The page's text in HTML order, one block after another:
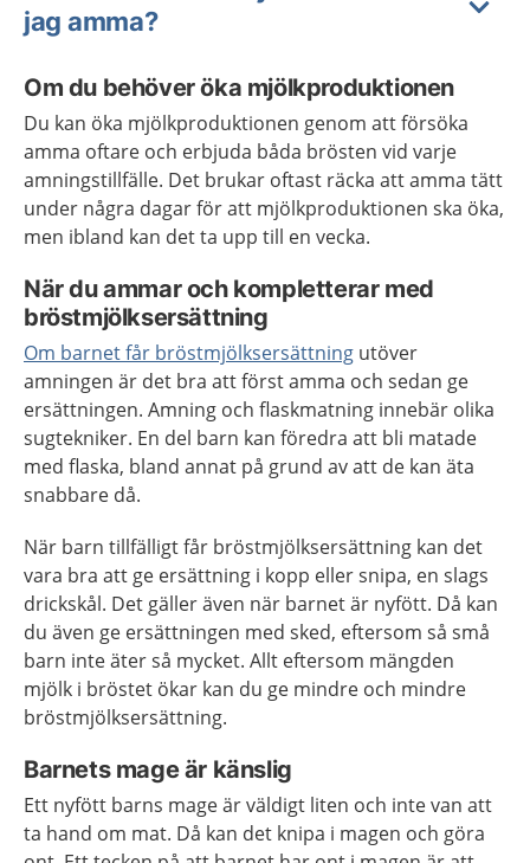
jag amma?
Om du behöver öka mjölkproduktionen
Du kan öka mjölkproduktionen genom att försöka
amma oftare och erbjuda båda brösten vid varje
amningstillfälle. Det brukar oftast räcka att amma tätt
under några dagar för att mjölkproduktionen ska öka,
men ibland kan det ta upp till en vecka.
När du ammar och kompletterar med
bröstmjölksersättning
Om barnet får bröstmjölksersättning utöver
amningen är det bra att först amma och sedan ge
ersättningen. Amning och flaskmatning innebär olika
sugtekniker. En del barn kan föredra att bli matade
med flaska, bland annat på grund av att de kan äta
snabbare då.
När barn tillfälligt får bröstmjölksersättning kan det
vara bra att ge ersättning i kopp eller snipa, en slags
drickskål. Det gäller även när barnet är nyfött. Då kan
du även ge ersättningen med sked, eftersom så små
barn inte äter så mycket. Allt eftersom mängden
mjölk i bröstet ökar kan du ge mindre och mindre
bröstmjölksersättning.
Barnets mage är känslig
Ett nyfött barns mage är väldigt liten och inte van att
ta hand om mat. Då kan det knipa i magen och göra